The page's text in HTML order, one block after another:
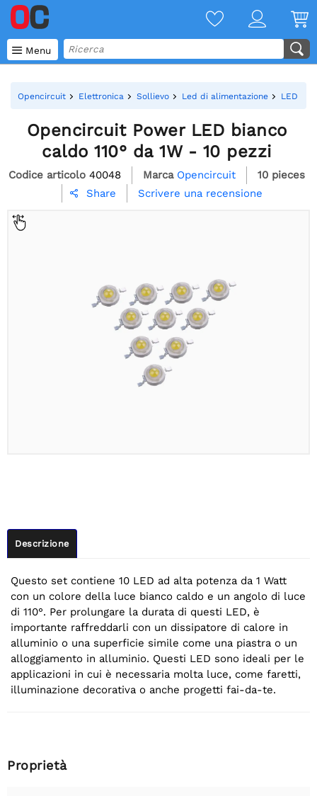
 Menu
Opencircuit Elettronica Sollievo Led di alimentazione LED di
Opencircuit Power LED bianco
caldo 110° da 1W - 10 pezzi
Codice articolo 40048 Marca Opencircuit 10 pieces
 Share Scrivere una recensione
Descrizione
Questo set contiene 10 LED ad alta potenza da 1 Watt
con un colore della luce bianco caldo e un angolo di luce
di 110°. Per prolungare la durata di questi LED, è
importante raffreddarli con un dissipatore di calore in
alluminio o una superficie simile come una piastra o un
alloggiamento in alluminio. Questi LED sono ideali per le
applicazioni in cui è necessaria molta luce, come faretti,
illuminazione decorativa o anche progetti fai-da-te.
Proprietà